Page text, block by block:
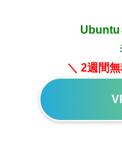
Ubuntu
＼ 2週間